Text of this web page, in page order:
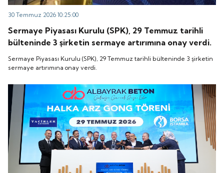
30 Temmuz 2026 10:25:00
Sermaye Piyasası Kurulu (SPK), 29 Temmuz tarihli
bülteninde 3 şirketin sermaye artırımına onay verdi.
Sermaye Piyasası Kurulu (SPK), 29 Temmuz tarihli bülteninde 3 şirketin
sermaye artırımına onay verdi.